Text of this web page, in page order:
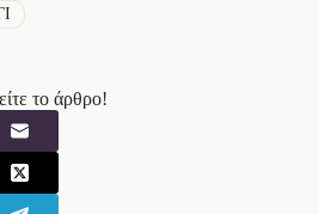
το άρθρο!